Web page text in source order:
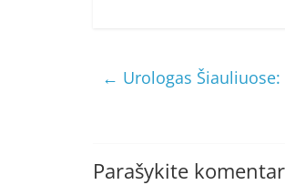
← Urologas
Parašykite